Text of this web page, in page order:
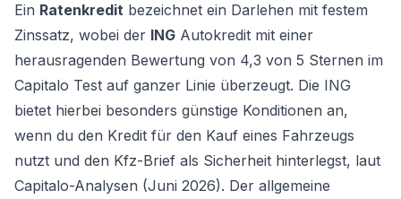
Ein Ratenkredit bezeichnet ein Darlehen mit festem
Zinssatz, wobei der ING Autokredit mit einer
herausragenden Bewertung von 4,3 von 5 Sternen im
Capitalo Test auf ganzer Linie überzeugt. Die ING
bietet hierbei besonders günstige Konditionen an,
wenn du den Kredit für den Kauf eines Fahrzeugs
nutzt und den Kfz-Brief als Sicherheit hinterlegst, laut
Capitalo-Analysen (Juni 2026). Der allgemeine